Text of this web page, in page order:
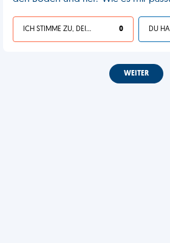
ICH STIMME ZU, DEIN LEBEN IST SCHEISSE 0
WEITER